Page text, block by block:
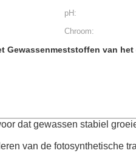
pH:
Chroom:
Gewassenmeststoffen van
dat gewassen stabiel
van de fotosynthetische